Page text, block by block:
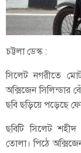
চট্টলা ডেস্ক :
সিলেট নগরীতে
অক্সিজেন
ছবি ছড়িয়ে পড়েছে
ছবিটি সিলেট
তোলা। পিঠে